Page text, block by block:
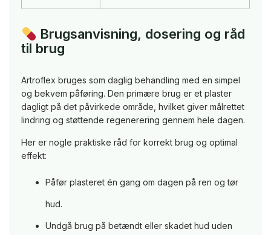
Brugsanvisning, dosering og råd
til brug
Artroflex bruges som daglig behandling med en simpel
og bekvem påføring. Den primære brug er et plaster
dagligt på det påvirkede område, hvilket giver målrettet
lindring og støttende regenerering gennem hele dagen.
Her er nogle praktiske råd for korrekt brug og optimal
effekt:
Påfør plasteret én gang om dagen på ren og tør
hud.
Undgå brug på betændt eller skadet hud uden